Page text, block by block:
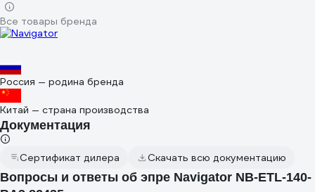
Все товары бренда
Россия — родина бренда
Китай — страна производства
Документация
Сертификат дилера Скачать всю документацию
Вопросы и ответы об эпре Navigator NB-ETL-140-